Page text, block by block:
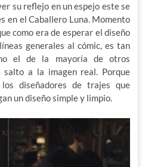
su reflejo en un espejo este se
en el Caballero Luna. Momento
como era de esperar el diseño
generales al cómic, es tan
el de la mayoría de otros
salto a la imagen real. Porque
diseñadores de trajes que
un diseño simple y limpio.